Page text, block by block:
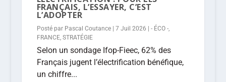
FRANÇAIS, L’ESSAYER, C’EST
L’ADOPTER
Posté par Pascal Coutance| 7 Juil 2026 - ÉCO -,
FRANCE, STRATÉGIE
Selon un sondage Ifop-Fieec, 62% des
Français jugent l’électrification bénéfique,
un chiffre...